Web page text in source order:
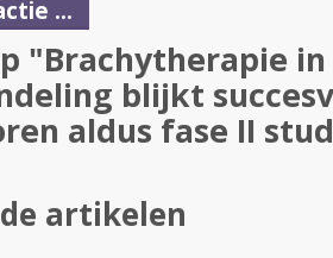
...
"Brachytherapie
blijkt
aldus fase II
artikelen